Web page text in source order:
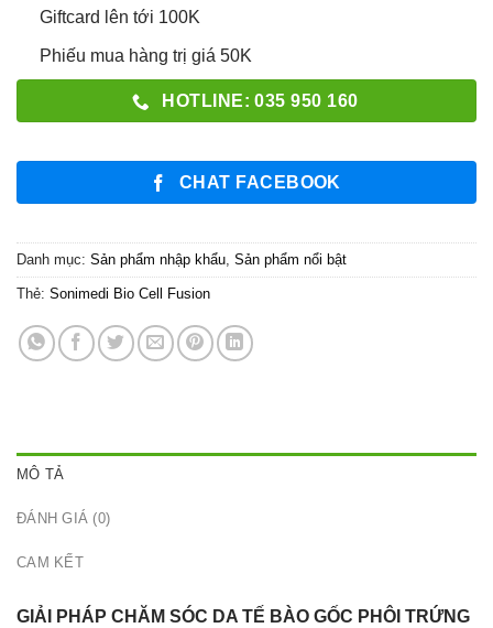
Giftcard lên tới 100K
Phiếu mua hàng trị giá 50K
HOTLINE: 035 950 160
CHAT FACEBOOK
Danh mục: Sản phẩm nhập khẩu, Sản phẩm nổi bật
Thẻ: Sonimedi Bio Cell Fusion
MÔ TẢ
ĐÁNH GIÁ (0)
CAM KẾT
GIẢI PHÁP CHĂM SÓC DA TẾ BÀO GỐC PHÔI TRỨNG